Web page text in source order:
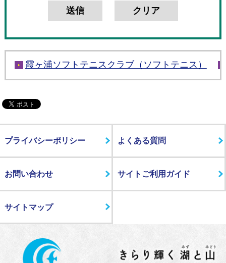
霞ヶ浦ソフトテニスクラブ（ソフトテニス）
プライバシーポリシー よくある質問
お問い合わせ サイトご利用ガイド
サイトマップ